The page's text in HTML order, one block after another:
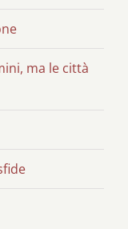
ma le città